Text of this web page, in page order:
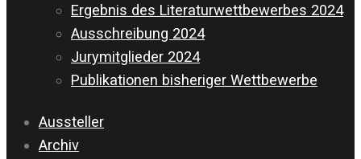
Ergebnis des Literaturwettbewerbes 2024
Ausschreibung 2024
Jurymitglieder 2024
Publikationen bisheriger Wettbewerbe
Aussteller
Archiv